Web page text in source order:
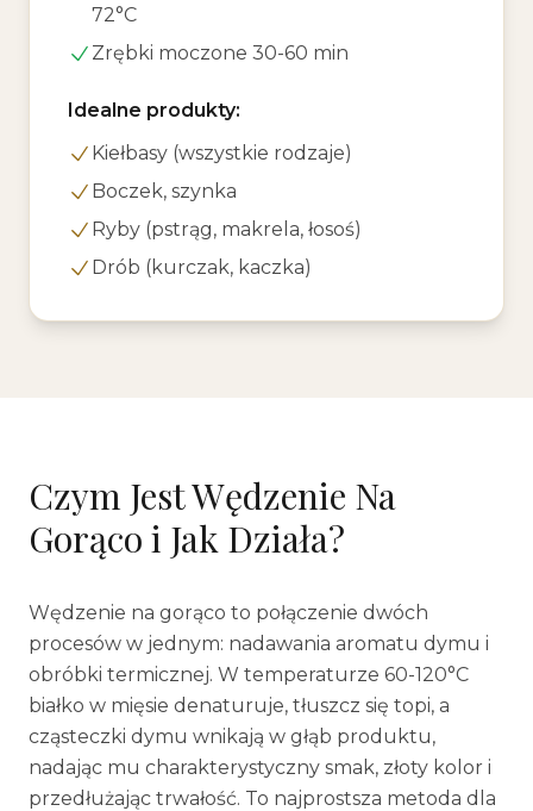
72°C
Zrębki moczone 30-60 min
Idealne produkty:
Kiełbasy (wszystkie rodzaje)
Boczek, szynka
Ryby (pstrąg, makrela, łosoś)
Drób (kurczak, kaczka)
Czym Jest Wędzenie Na
Gorąco i Jak Działa?
Wędzenie na gorąco to połączenie dwóch
procesów w jednym: nadawania aromatu dymu i
obróbki termicznej. W temperaturze 60-120°C
białko w mięsie denaturuje, tłuszcz się topi, a
cząsteczki dymu wnikają w głąb produktu,
nadając mu charakterystyczny smak, złoty kolor i
przedłużając trwałość. To najprostsza metoda dla